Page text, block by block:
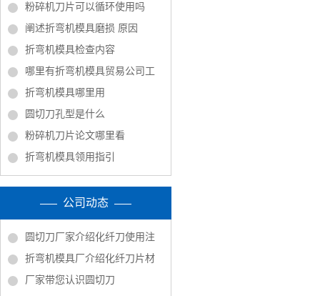
粉碎机刀片可以循环使用吗
阐述折弯机模具磨损 原因
折弯机模具检查内容
哪里有折弯机模具贸易公司工
折弯机模具哪里用
圆切刀孔型是什么
粉碎机刀片论文哪里看
折弯机模具领用指引
公司动态
圆切刀厂家介绍化纤刀使用注
折弯机模具厂介绍化纤刀片材
厂家带您认识圆切刀